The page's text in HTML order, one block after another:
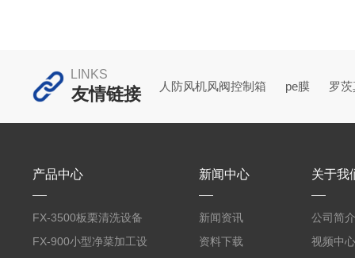
还
LINKS
友情链接 人防风机风阀控制箱 pe膜 罗
产品中心
FX-3500板栗清洗设备
全自动气泡清洗机
FX-900小型净菜加工设
新闻中心
新闻资讯
资料下载
关于我
公司简介
视频中心